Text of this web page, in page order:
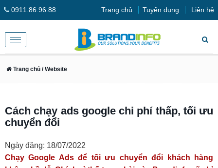
0911.86.96.88 Trang chủ Tuyển dụng Liên hệ
Toggle
navigation
Trang chủ / Website
Cách chạy ads google chi phí thấp, tối ưu
chuyển đổi
Ngày đăng: 18/07/2022
Chạy Google Ads để tối ưu chuyển đổi khách hàng